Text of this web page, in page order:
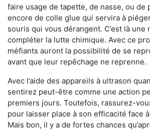
faire usage de tapette, de nasse, ou de
encore de colle glue qui servira à
souris qui vous dérangent. C’est là
compléter la lutte chimique. Avec ce
méfiants auront la possibilité de se
avant que leur repêchage ne reprenne.
Avec l’aide des appareils à ultrason
sentirez peut-être comme une action
premiers jours. Toutefois, rassurez-
pour laisser place à son efficacité face
Mais bon, il y a de fortes chances